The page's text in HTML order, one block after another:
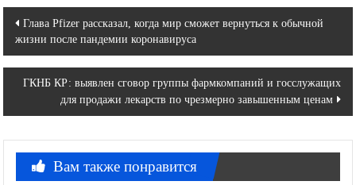
Навигация
по
записям
Глава Pfizer рассказал, когда мир сможет вернуться к обычной
жизни после пандемии коронавируса
ГКНБ КР: выявлен сговор группы фармкомпаний и госслужащих
для продажи лекарств по чрезмерно завышенным ценам
Вам также понравится